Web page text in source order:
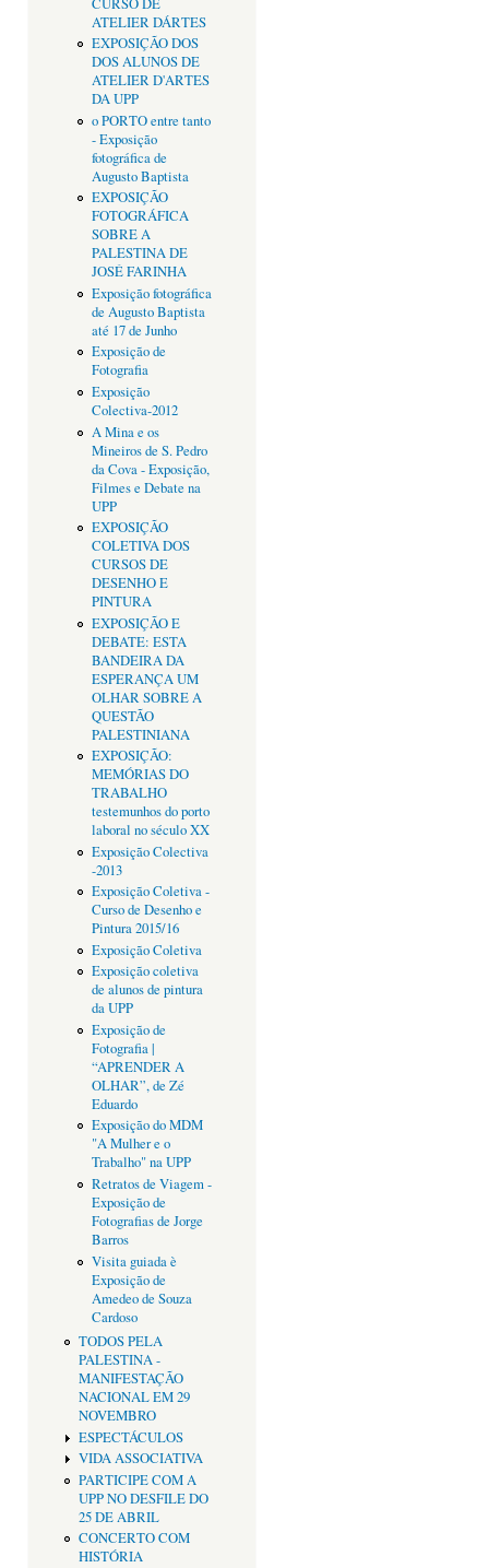
ATELIER DÁRTES
EXPOSIÇÃO DOS
DOS ALUNOS DE
ATELIER D'ARTES
DA UPP
o PORTO entre tanto
- Exposição
fotográfica de
Augusto Baptista
EXPOSIÇÃO
FOTOGRÁFICA
SOBRE A
PALESTINA DE
JOSÉ FARINHA
Exposição fotográfica
de Augusto Baptista
até 17 de Junho
Exposição de
Fotografia
Exposição
Colectiva-2012
A Mina e os
Mineiros de S. Pedro
da Cova - Exposição,
Filmes e Debate na
UPP
EXPOSIÇÃO
COLETIVA DOS
CURSOS DE
DESENHO E
PINTURA
EXPOSIÇÃO E
DEBATE: ESTA
BANDEIRA DA
ESPERANÇA UM
OLHAR SOBRE A
QUESTÃO
PALESTINIANA
EXPOSIÇÃO:
MEMÓRIAS DO
TRABALHO
testemunhos do porto
laboral no século XX
Exposição Colectiva
-2013
Exposição Coletiva -
Curso de Desenho e
Pintura 2015/16
Exposição Coletiva
Exposição coletiva
de alunos de pintura
da UPP
Exposição de
Fotografia |
“APRENDER A
OLHAR”, de Zé
Eduardo
Exposição do MDM
"A Mulher e o
Trabalho" na UPP
Retratos de Viagem -
Exposição de
Fotografias de Jorge
Barros
Visita guiada è
Exposição de
Amedeo de Souza
Cardoso
TODOS PELA
PALESTINA -
MANIFESTAÇÃO
NACIONAL EM 29
NOVEMBRO
ESPECTÁCULOS
VIDA ASSOCIATIVA
PARTICIPE COM A
UPP NO DESFILE DO
25 DE ABRIL
CONCERTO COM
HISTÓRIA